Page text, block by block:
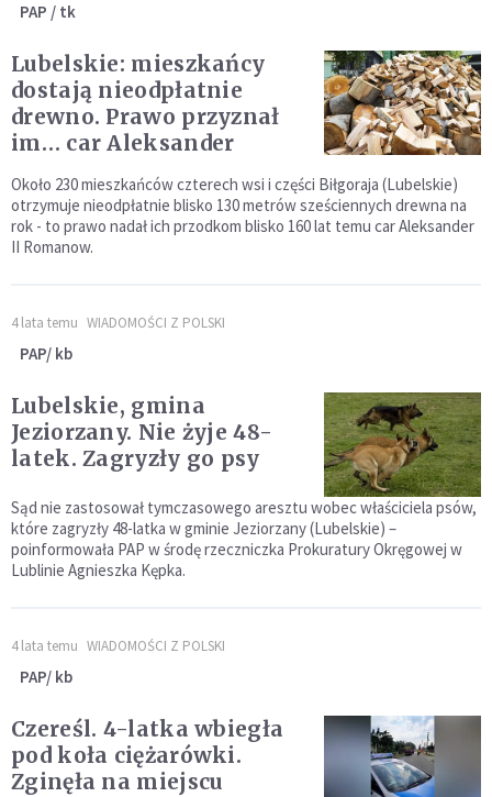
PAP / tk
Lubelskie: mieszkańcy
dostają nieodpłatnie
drewno. Prawo przyznał
im… car Aleksander
Około 230 mieszkańców czterech wsi i części Biłgoraja (Lubelskie)
otrzymuje nieodpłatnie blisko 130 metrów sześciennych drewna na
rok - to prawo nadał ich przodkom blisko 160 lat temu car Aleksander
II Romanow.
4 lata temu WIADOMOŚCI Z POLSKI
PAP/ kb
Lubelskie, gmina
Jeziorzany. Nie żyje 48-
latek. Zagryzły go psy
Sąd nie zastosował tymczasowego aresztu wobec właściciela psów,
które zagryzły 48-latka w gminie Jeziorzany (Lubelskie) –
poinformowała PAP w środę rzeczniczka Prokuratury Okręgowej w
Lublinie Agnieszka Kępka.
4 lata temu WIADOMOŚCI Z POLSKI
PAP/ kb
Czereśl. 4-latka wbiegła
pod koła ciężarówki.
Zginęła na miejscu